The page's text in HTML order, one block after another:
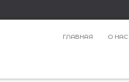
ГЛАВНАЯ О НАС